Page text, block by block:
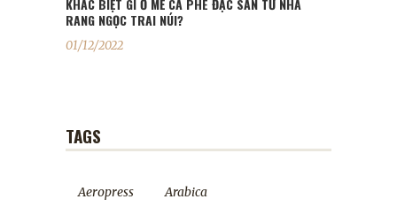
RANG NGỌC TRAI NÚI?
01/12/2022
TAGS
Aeropress Arabica